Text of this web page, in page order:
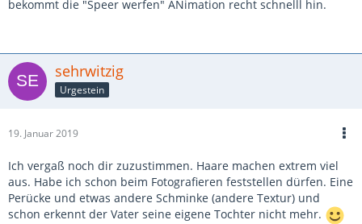
bekommt die "Speer werfen" ANimation recht schnelll hin.
sehrwitzig
Urgestein
19. Januar 2019
Ich vergaß noch dir zuzustimmen. Haare machen extrem viel
aus. Habe ich schon beim Fotografieren feststellen dürfen. Eine
Perücke und etwas andere Schminke (andere Textur) und
schon erkennt der Vater seine eigene Tochter nicht mehr.